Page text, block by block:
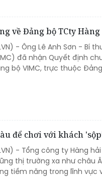
về Đảng bộ TCty
- Ông Lê Anh Sơn - Bí
đã nhận Quyết định
bộ VIMC, trực thuộc
để chơi với khách
- Tổng công ty Hàng
thị trường xa như châu
tiềm năng trong lĩnh vực